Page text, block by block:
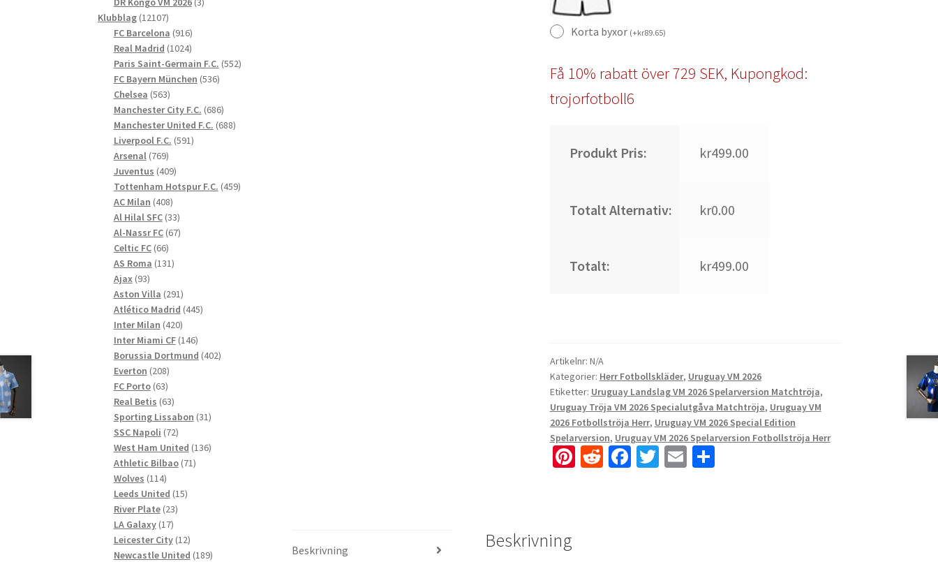
Korta byxor (+kr89.65)
Få 10% rabatt över 729 SEK, Kupongkod:
trojorfotboll6
Produkt Pris: kr499.00
Totalt Alternativ: kr0.00
Totalt: kr499.00
Artikelnr: N/A
Kategorier: Herr Fotbollskläder, Uruguay VM 2026
Etiketter: Uruguay Landslag VM 2026 Spelarversion Matchtröja,
Uruguay Tröja VM 2026 Specialutgåva Matchtröja, Uruguay VM
2026 Fotbollströja Herr, Uruguay VM 2026 Special Edition
Spelarversion, Uruguay VM 2026 Spelarversion Fotbollströja Herr
Pi R Fa T E D
Beskrivning Beskrivning
Klubblag 1210712107
produkter
FC Barcelona 916916
produkter
Real Madrid 10241024
produkter
Paris Saint-Germain F.C. 552552
FC Bayern München 536536
Chelsea 563563
produkter
Manchester City F.C. 686686
produkter
Manchester United F.C. 688688
Liverpool F.C. 591591
Arsenal 769769
produkter
Juventus 409409
produkter
Tottenham Hotspur F.C. 459459
AC Milan 408408
produkter
Al Hilal SFC 3333
produkter
Al-Nassr FC 6767
Celtic FC 6666
produkter
AS Roma 131131
Ajax 9393
produkter
Aston Villa 291291
produkter
Atlético Madrid 445445
Inter Milan 420420
produkter
Inter Miami CF 146146
produkter
Borussia Dortmund 402402
Everton 208208
produkter
FC Porto 6363
produkter
Real Betis 6363
produkter
Sporting Lissabon 3131
SSC Napoli 7272
produkter
West Ham United 136136
Athletic Bilbao 7171
Wolves 114114
produkter
Leeds United 1515
River Plate 2323
LA Galaxy 1717
produkter
Leicester City 1212
produkter
Newcastle United 189189